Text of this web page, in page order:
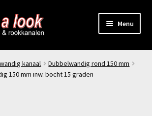
Menu
kanaal
Dubbelwandig rond 150 mm
150 mm inw. bocht 15 graden